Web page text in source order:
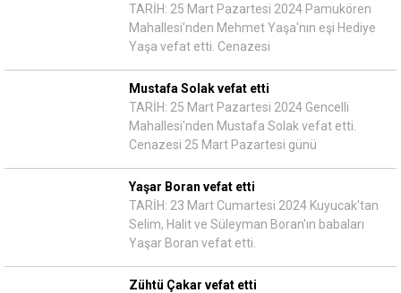
TARİH: 25 Mart Pazartesi 2024 Pamukören
Mahallesi'nden Mehmet Yaşa'nın eşi Hediye
Yaşa vefat etti. Cenazesi
Mustafa Solak vefat etti
TARİH: 25 Mart Pazartesi 2024 Gencelli
Mahallesi'nden Mustafa Solak vefat etti.
Cenazesi 25 Mart Pazartesi günü
Yaşar Boran vefat etti
TARİH: 23 Mart Cumartesi 2024 Kuyucak'tan
Selim, Halit ve Süleyman Boran'ın babaları
Yaşar Boran vefat etti.
Zühtü Çakar vefat etti